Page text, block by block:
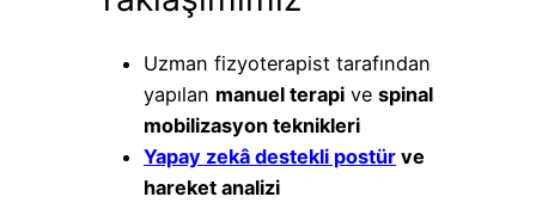
Uzman fizyoterapist tarafından
yapılan manuel terapi ve spinal
mobilizasyon teknikleri
Yapay zekâ destekli postür ve
hareket analizi